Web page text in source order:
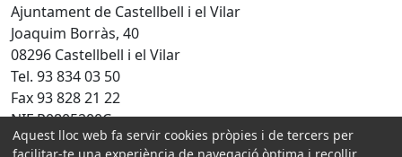
Ajuntament de Castellbell i el Vilar
Joaquim Borràs, 40
08296 Castellbell i el Vilar
Tel. 93 834 03 50
Fax 93 828 21 22
NIF P0805200C
Aquest lloc web fa servir cookies pròpies i de tercers per